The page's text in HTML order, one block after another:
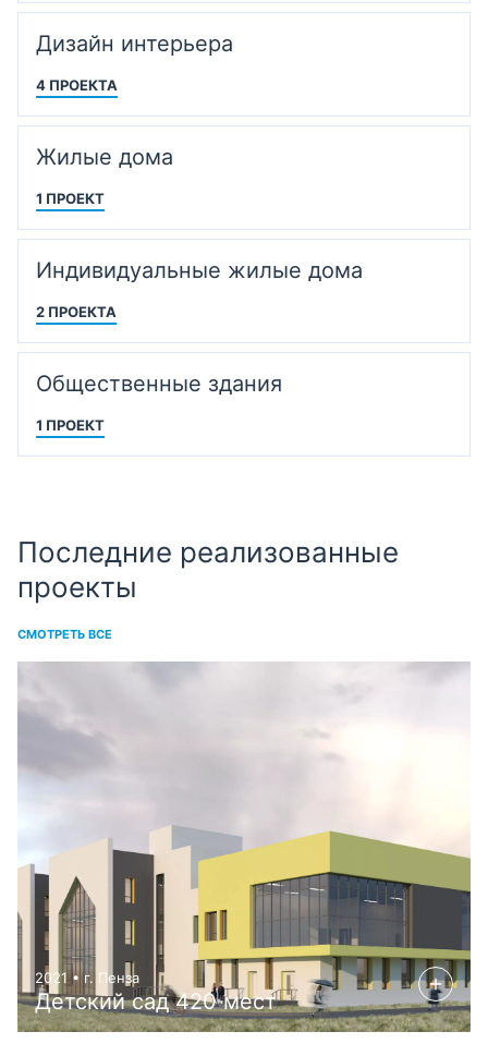
Дизайн интерьера
4 ПРОЕКТА
Жилые дома
1 ПРОЕКТ
Индивидуальные жилые дома
2 ПРОЕКТА
Общественные здания
1 ПРОЕКТ
Последние реализованные
проекты
СМОТРЕТЬ ВСЕ
2021 • г. Пенза
Детский сад 420 мест